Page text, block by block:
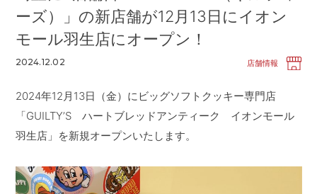
SHOP 店舗情報
SUSTAINABILITY 持続可能な世界の実現のために
ABOUT US 企業情報
RECRUIT 2027 新卒採用
RECRUIT
ーズ）」の新店舗が12月13日にイオン
モール羽生店にオープン！
2024.12.02 店舗情報
2024年12月13日（金）にビッグソフトクッキー専門店
「GUILTY’S ハートブレッドアンティーク イオンモール
羽生店」を新規オープンいたします。